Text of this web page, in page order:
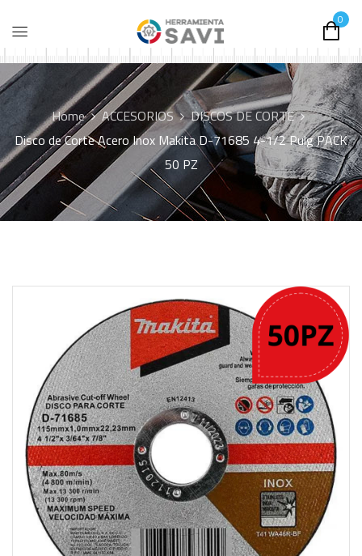
0
Home ACCESORIOS
DISCOS DE CORTE
Disco de Corte Acero Inox Makita D-71685 4-1/2 Pulg PACK
50 PZ